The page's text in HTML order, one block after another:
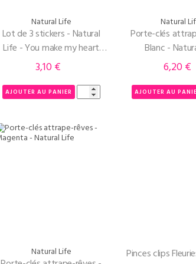
Natural Life
Lot de 3 stickers - Natural
Life - You make my heart
happy
Prix
3,10 €
AJOUTER AU PANIER
Natural
Porte-clés
Blanc -
Prix
6,20 €
AJOUTER AU
Natural Life
Pinces clips